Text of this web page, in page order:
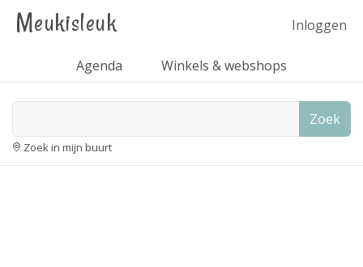
Meukisleuk Inloggen
Agenda Winkels & webshops
Zoek
Zoek in mijn buurt